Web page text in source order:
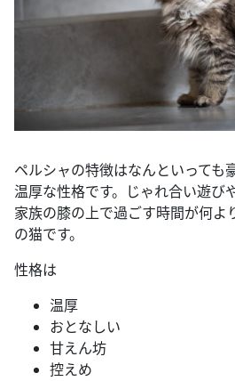
ペルシャの特徴はなんといっても
温厚な性格です。じゃれ合い遊び
家族の膝の上で過ごす時間が何よ
の猫です。
性格は
温厚
おとなしい
甘えん坊
控えめ